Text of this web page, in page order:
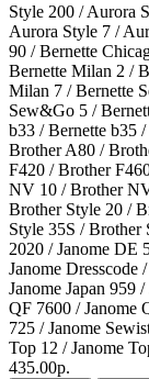
Style 200 / Aurora
Aurora Style 7 /
90 / Bernette
Bernette Milan 2 /
Milan 7 / Bernette
Sew&Go 5 /
b33 / Bernette b35
Brother A80 /
F420 / Brother
NV 10 / Brother
Brother Style 20 /
Style 35S /
2020 / Janome DE
Janome Dresscode
Janome Japan 959
QF 7600 / Janome
725 / Janome
Top 12 / Janome
435.00р.